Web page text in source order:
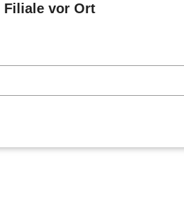
Filiale vor Ort